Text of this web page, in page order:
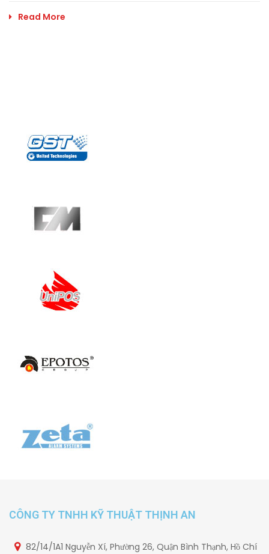
Read More
CÔNG TY TNHH KỸ THUẬT THỊNH AN
82/14/1A1 Nguyễn Xí, Phường 26, Quận Bình Thạnh, Hồ Chí